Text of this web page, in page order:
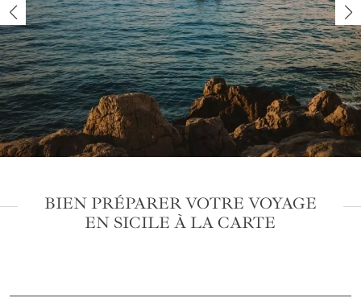
BIEN PRÉPARER VOTRE VOYAGE
EN SICILE À LA CARTE